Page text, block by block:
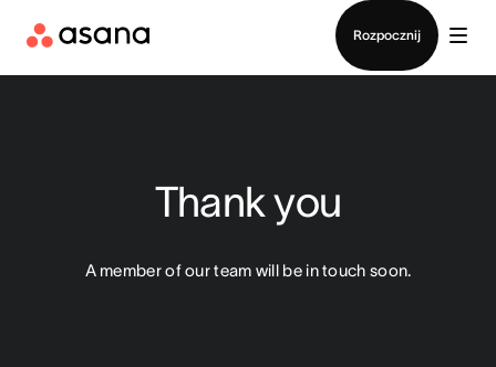
Rozpocznij
Thank you
A member of our team will be in touch soon.